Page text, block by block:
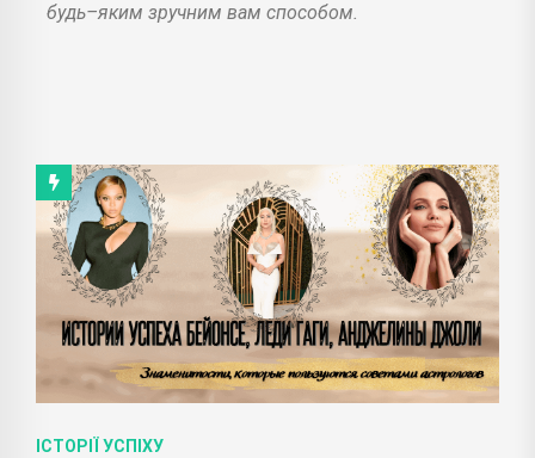
будь–яким зручним вам способом.
ІСТОРІЇ УСПІХУ